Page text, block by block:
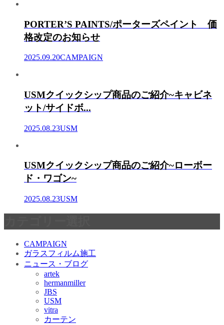
PORTER’S PAINTS/ポーターズペイント 価
格改定のお知らせ
2025.09.20CAMPAIGN
USMクイックシップ商品のご紹介~キャビネ
ット/サイドボ...
2025.08.23USM
USMクイックシップ商品のご紹介~ローボー
ド・ワゴン~
2025.08.23USM
CAMPAIGN
ガラスフィルム施工
ニュース・ブログ
artek
hermanmiller
JBS
USM
vitra
カーテン